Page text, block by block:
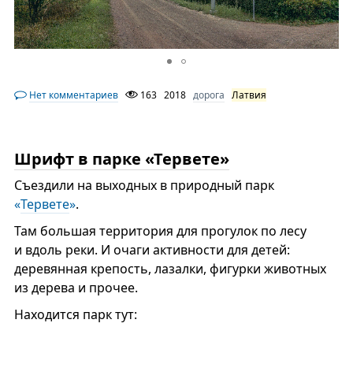
Нет комментариев 163 2018 дорога Латвия
Шрифт в парке «Тервете»
Съездили на выходных в природный парк
«Тервете».
Там большая территория для прогулок по лесу
и вдоль реки. И очаги активности для детей:
деревянная крепость, лазалки, фигурки животных
из дерева и прочее.
Находится парк тут: